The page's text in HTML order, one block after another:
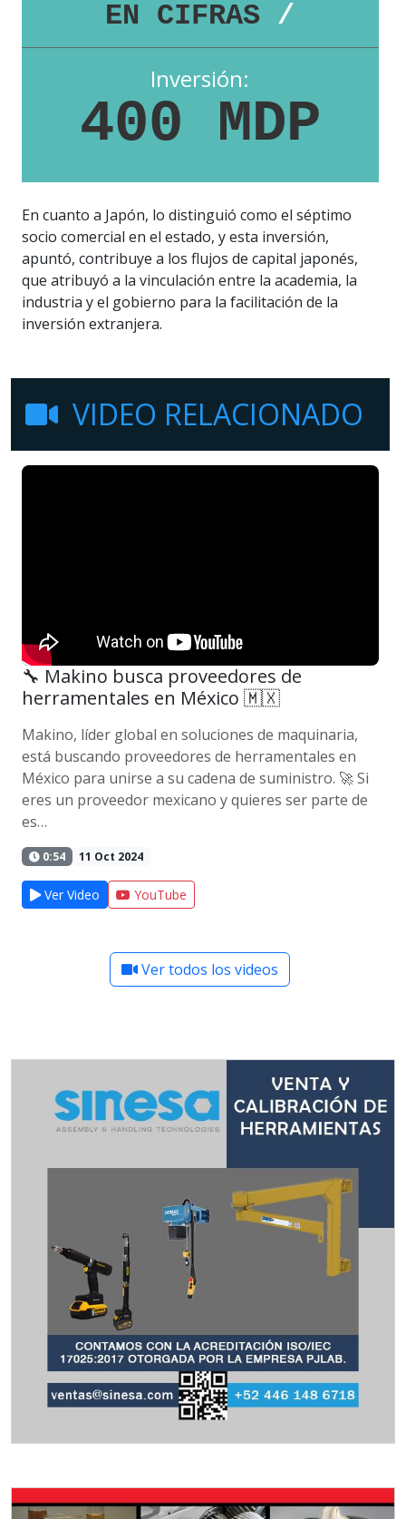
EN CIFRAS /
Inversión:
400 MDP
En cuanto a Japón, lo distinguió como el séptimo
socio comercial en el estado, y esta inversión,
apuntó, contribuye a los flujos de capital japonés,
que atribuyó a la vinculación entre la academia, la
industria y el gobierno para la facilitación de la
inversión extranjera.
VIDEO RELACIONADO
🔧 Makino busca proveedores de
herramentales en México 🇲🇽
Makino, líder global en soluciones de maquinaria,
está buscando proveedores de herramentales en
México para unirse a su cadena de suministro. 🚀 Si
eres un proveedor mexicano y quieres ser parte de
es…
0:54 11 Oct 2024
Ver Video YouTube
Ver todos los videos